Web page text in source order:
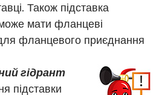
Також підставка
мати фланцеві
для фланцевого приєднання
гідрант
підставки